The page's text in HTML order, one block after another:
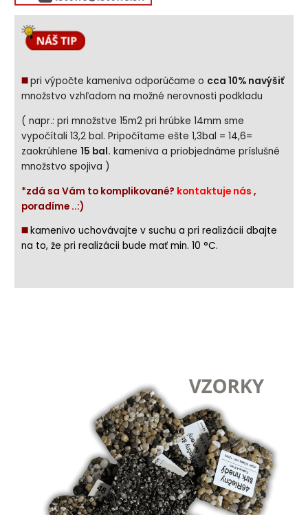
◼️pri výpočte kameniva odporúčame o cca 10% navýšiť
množstvo vzhľadom na možné nerovnosti podkladu
( napr.: pri množstve 15m2 pri hrúbke 14mm sme
vypočítali 13,2 bal. Pripočítame ešte 1,3bal = 14,6=
zaokrúhlene15 bal. kameniva a priobjednáme príslušné
množstvo spojiva )
*zdá sa Vám to komplikované? kontaktuje nás ,
poradíme ..:)
◼️kamenivo uchovávajte v suchu a pri realizácii dbajte
na to, že pri realizácii bude mať min. 10 °C.